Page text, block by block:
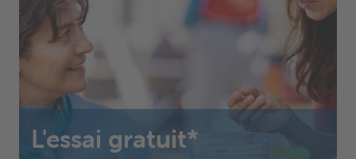
L'essai gratuit*